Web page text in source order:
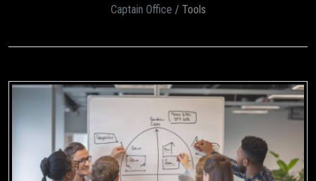
Captain Office / Tools